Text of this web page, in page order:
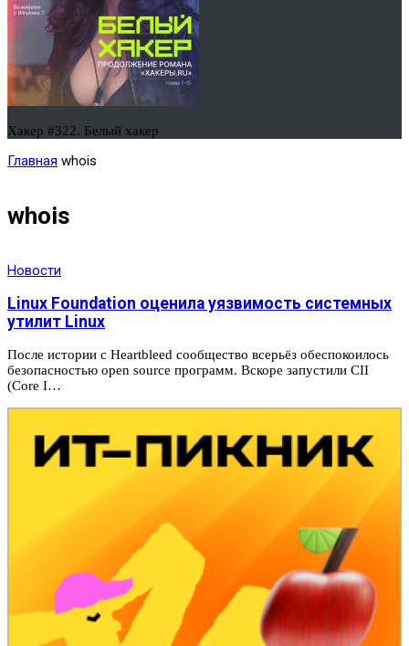
Хакер #322. Белый хакер
Главная whois
whois
Новости
Linux Foundation оценила уязвимость системных
утилит Linux
После истории с Heartbleed сообщество всерьёз обеспокоилось
безопасностью open source программ. Вскоре запустили CII
(Core I…